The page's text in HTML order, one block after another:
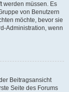
werden müssen. Es
von Benutzern
möchte, bevor sie
Administration, wenn
Beitragsansicht
Seite des Forums